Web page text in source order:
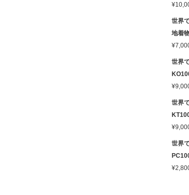
¥
世界
地着
¥
世界
¥
世界
¥
世界
¥